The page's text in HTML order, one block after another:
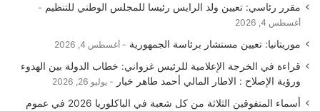
مقرر رئاسي: تعيين ولد الرايس رئيسا للمجلس الوطني للتنظيم
أغسطس 4, 2026
موريتانيا: تعيين مستشار برئاسة الجمهورية أغسطس 4, 2026
قراءة في الخرجة الإعلامية للرئيس غزواني: خطاب الدولة بين الهدوء
ورؤية الإصلاح : الاطار المالي أحمد طاهر خيار
يوليو 26, 2026
أسماء المتفوقين الثلاثة من كل شعبة في الباكلوريا 2026 في عموم